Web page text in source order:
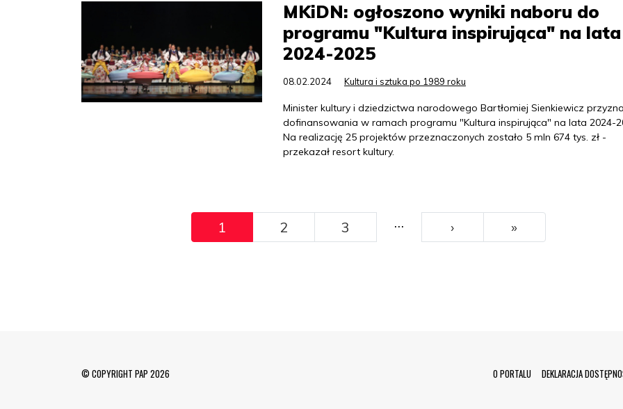
MKiDN: ogłoszono wyniki naboru do
programu "Kultura inspirująca" na lata
2024-2025
08.02.2024 Kultura i sztuka po 1989 roku
Minister kultury i dziedzictwa narodowego Bartłomiej Sienkiewicz
dofinansowania w ramach programu "Kultura inspirująca" na lata 2024-
Na realizację 25 projektów przeznaczonych zostało 5 mln 674 tys. zł -
przekazał resort kultury.
1 2 3 … ››› »Ostatni
© COPYRIGHT PAP 2026 Menu Footer
O PORTALU DEKLARACJA